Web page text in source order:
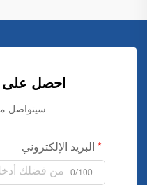
احصل على
سيتواصل
البريد الإلكتروني
0/100